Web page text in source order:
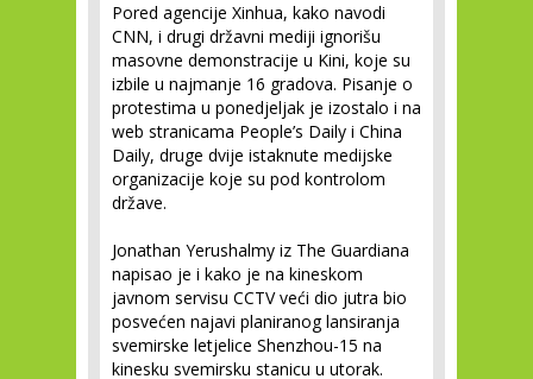
Pored agencije Xinhua, kako navodi
CNN, i drugi državni mediji ignorišu
masovne demonstracije u Kini, koje su
izbile u najmanje 16 gradova. Pisanje o
protestima u ponedjeljak je izostalo i na
web stranicama People’s Daily i China
Daily, druge dvije istaknute medijske
organizacije koje su pod kontrolom
države.
Jonathan Yerushalmy iz The Guardiana
napisao je i kako je na kineskom
javnom servisu CCTV veći dio jutra bio
posvećen najavi planiranog lansiranja
svemirske letjelice Shenzhou-15 na
kinesku svemirsku stanicu u utorak.